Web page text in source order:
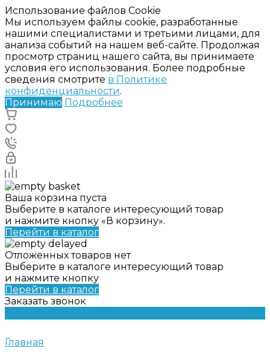
Использование файлов Cookie
Мы используем файлы cookie, разработанные
нашими специалистами и третьими лицами, для
анализа событий на нашем веб-сайте. Продолжая
просмотр страниц нашего сайта, вы принимаете
условия его использования. Более подробные
сведения смотрите в Политике
конфиденциальности.
Принимаю Подробнее
Ваша корзина пуста
Выберите в каталоге интересующий товар
и нажмите кнопку «В корзину».
Перейти в каталог
Отложенных товаров нет
Выберите в каталоге интересующий товар
и нажмите кнопку
Перейти в каталог
Заказать звонок
Главная